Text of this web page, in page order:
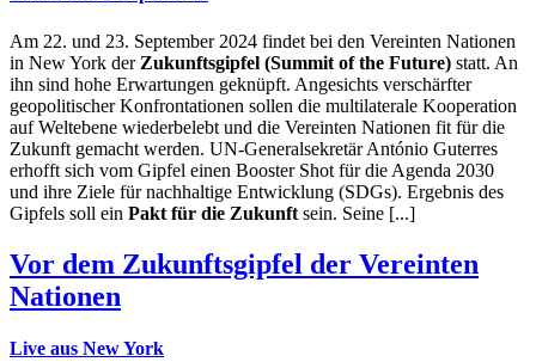
Am 22. und 23. September 2024 findet bei den Vereinten Nationen
in New York der Zukunftsgipfel (Summit of the Future) statt. An
ihn sind hohe Erwartungen geknüpft. Angesichts verschärfter
geopolitischer Konfrontationen sollen die multilaterale Kooperation
auf Weltebene wiederbelebt und die Vereinten Nationen fit für die
Zukunft gemacht werden. UN-Generalsekretär António Guterres
erhofft sich vom Gipfel einen Booster Shot für die Agenda 2030
und ihre Ziele für nachhaltige Entwicklung (SDGs). Ergebnis des
Gipfels soll ein Pakt für die Zukunft sein. Seine [...]
Vor dem Zukunftsgipfel der Vereinten
Nationen
Live aus New York